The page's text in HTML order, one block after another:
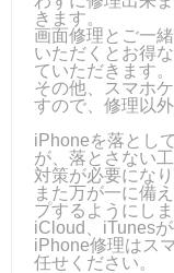
きます。
画面修理とご一
いただくとお得
ていただきます。
その他、スマホ
すので、修理以
iPhoneを落とし
が、落とさない
対策が必要になり
また万が一に備
プするようにしま
iCloud、iTunes
iPhone修理はス
任せください。